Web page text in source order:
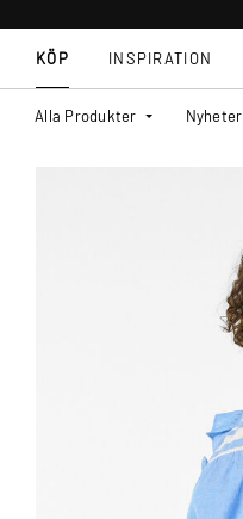
KÖP
Alla Produkter Nyheter
INSPIRATION